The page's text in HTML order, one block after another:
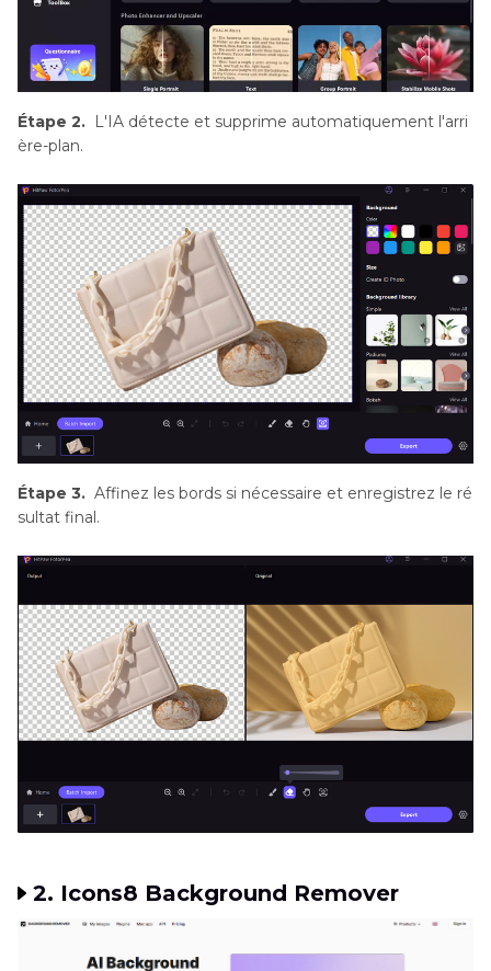
Étape 2. L'IA détecte et supprime automatiquement l'arri
ère-plan.
Étape 3. Affinez les bords si nécessaire et enregistrez le ré
sultat final.
2. Icons8 Background Remover